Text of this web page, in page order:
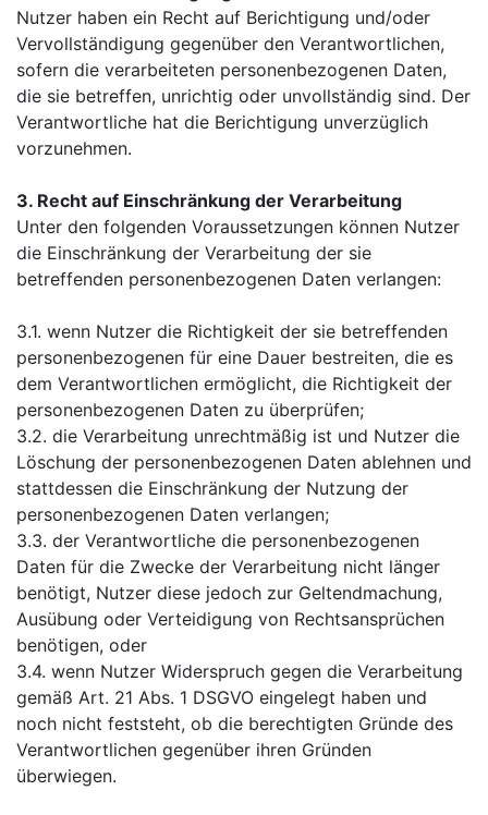
Nutzer haben ein Recht auf Berichtigung und/oder
Vervollständigung gegenüber den Verantwortlichen,
sofern die verarbeiteten personenbezogenen Daten,
die sie betreffen, unrichtig oder unvollständig sind. Der
Verantwortliche hat die Berichtigung unverzüglich
vorzunehmen.
3. Recht auf Einschränkung der Verarbeitung
Unter den folgenden Voraussetzungen können Nutzer
die Einschränkung der Verarbeitung der sie
betreffenden personenbezogenen Daten verlangen:
3.1. wenn Nutzer die Richtigkeit der sie betreffenden
personenbezogenen für eine Dauer bestreiten, die es
dem Verantwortlichen ermöglicht, die Richtigkeit der
personenbezogenen Daten zu überprüfen;
3.2. die Verarbeitung unrechtmäßig ist und Nutzer die
Löschung der personenbezogenen Daten ablehnen und
stattdessen die Einschränkung der Nutzung der
personenbezogenen Daten verlangen;
3.3. der Verantwortliche die personenbezogenen
Daten für die Zwecke der Verarbeitung nicht länger
benötigt, Nutzer diese jedoch zur Geltendmachung,
Ausübung oder Verteidigung von Rechtsansprüchen
benötigen, oder
3.4. wenn Nutzer Widerspruch gegen die Verarbeitung
gemäß Art. 21 Abs. 1 DSGVO eingelegt haben und
noch nicht feststeht, ob die berechtigten Gründe des
Verantwortlichen gegenüber ihren Gründen
überwiegen.